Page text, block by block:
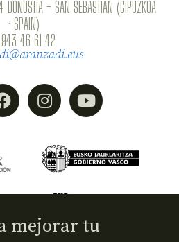
- SAN SEBASTIÁN (GIPUZKOA
· SPAIN)
943 46 61 42
mejorar tu